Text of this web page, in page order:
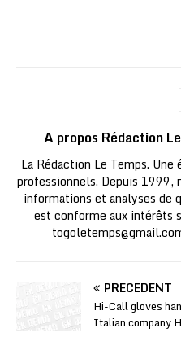
A propos Rédaction
La Rédaction Le Temps.
professionnels. Depuis 1999,
informations et analyses de
est conforme aux intérêts
PRÉCÉDENT
Hi-Call gloves
Italian company